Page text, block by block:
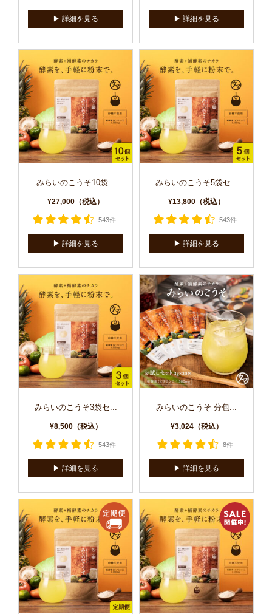
▶︎ 詳細を見る ▶︎ 詳細を見る
みらいのこうそ10袋...
¥27,000（税込）
543件
▶︎ 詳細を見る
みらいのこうそ5袋セ...
¥13,800（税込）
543件
▶︎ 詳細を見る
みらいのこうそ3袋セ...
¥8,500（税込）
543件
▶︎ 詳細を見る
みらいのこうそ 分包...
¥3,024（税込）
8件
▶︎ 詳細を見る